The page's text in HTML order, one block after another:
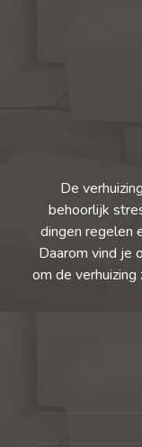
De
behoorlijk
dingen regelen
Daarom vind je
om de